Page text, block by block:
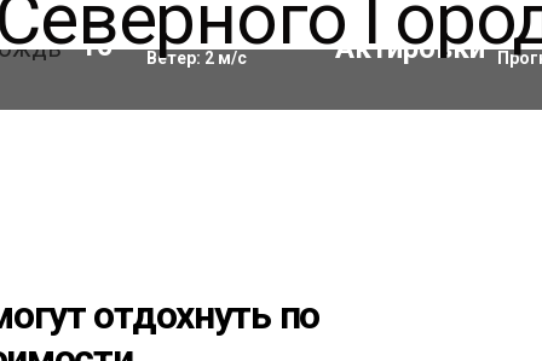
10°C Влажность:76%
Ветер: 2м/с
отдохнуть по